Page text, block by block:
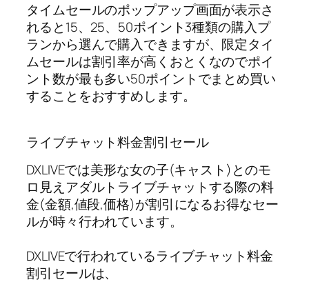
タイムセールのポップアップ画面が表示さ
れると15、25、50ポイント3種類の購入プ
ランから選んで購入できますが、限定タイ
ムセールは割引率が高くおとくなのでポイ
ント数が最も多い50ポイントでまとめ買い
することをおすすめします。
ライブチャット料金割引セール
DXLIVEでは美形な女の子(キャスト)とのモ
ロ見えアダルトライブチャットする際の料
金(金額,値段,価格)が割引になるお得なセー
ルが時々行われています。
DXLIVEで行われているライブチャット料金
割引セールは、